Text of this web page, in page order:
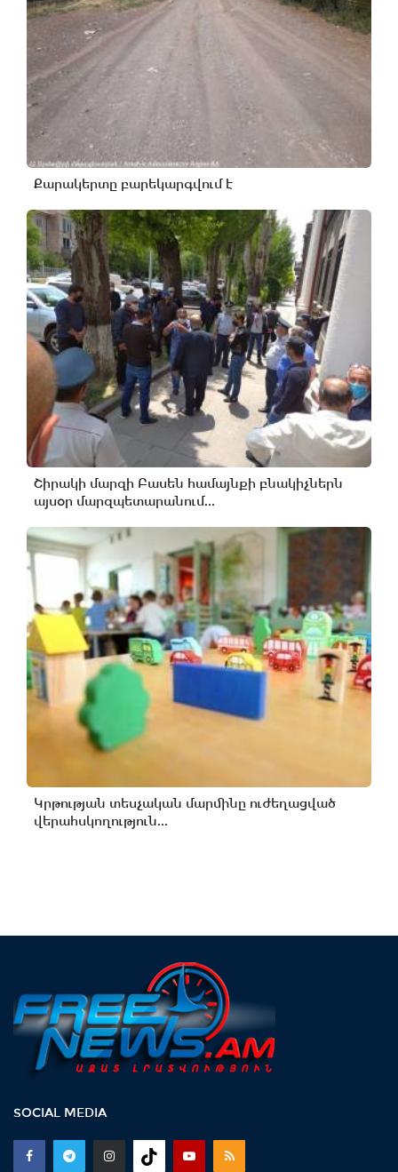
Քարակերտը բարեկարգվում է
Շիրակի մարզի Բասեն համայնքի բնակիչներն
այսօր մարզպետարանում...
Կրթության տեսչական մարմինը ուժեղացված
վերահսկողություն...
SOCIAL MEDIA